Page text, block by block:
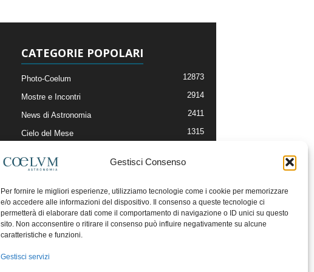
Gestisci Consenso
Per fornire le migliori esperienze, utilizziamo tecnologie come i cookie per memorizzare
e/o accedere alle informazioni del dispositivo. Il consenso a queste tecnologie ci
permetterà di elaborare dati come il comportamento di navigazione o ID unici su questo
sito. Non acconsentire o ritirare il consenso può influire negativamente su alcune
caratteristiche e funzioni.
Gestisci servizi
CATEGORIE POPOLARI
Photo-Coelum 12873
Mostre e Incontri 2914
News di Astronomia 2411
Cielo del Mese 1315
Articoli e Risorse On-Line
Il Blog della Redazione